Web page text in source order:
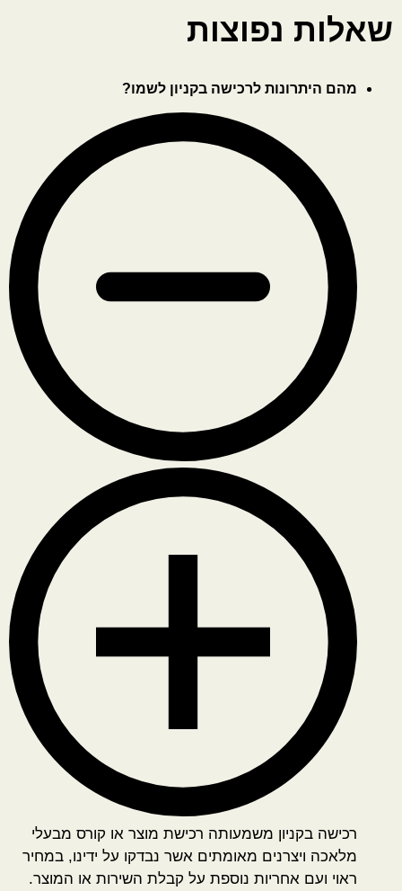
שאלות נפוצות
מהם היתרונות לרכישה בקניון לשמו?
רכישה בקניון משמעותה רכישת מוצר או קורס מבעלי
מלאכה ויצרנים מאומתים אשר נבדקו על ידינו, במחיר
ראוי ועם אחריות נוספת על קבלת השירות או המוצר.